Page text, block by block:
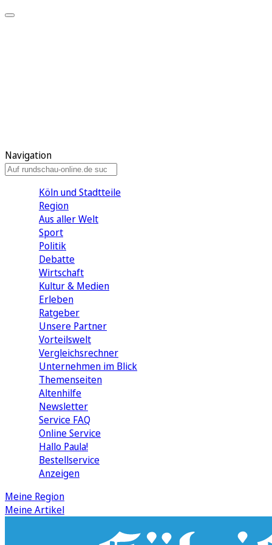
Navigation
Köln und Stadtteile
Region
Aus aller Welt
Sport
Politik
Debatte
Wirtschaft
Kultur & Medien
Erleben
Ratgeber
Unsere Partner
Vorteilswelt
Vergleichsrechner
Unternehmen im Blick
Themenseiten
Altenhilfe
Newsletter
Service FAQ
Online Service
Hallo Paula!
Bestellservice
Anzeigen
Meine Region
Meine Artikel